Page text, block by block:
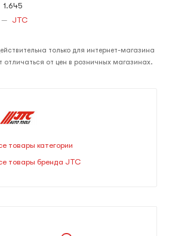
1.645
— JTC
только для интернет-магазина
отличаться от цен в розничных магазинах.
товары категории
товары бренда JTC